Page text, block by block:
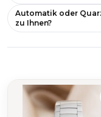
Automatik oder
zu Ihnen?